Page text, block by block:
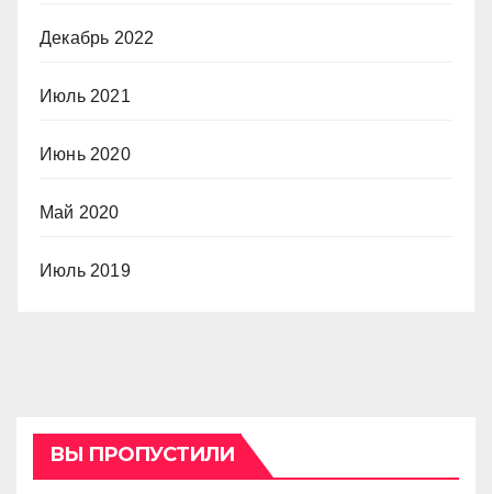
Декабрь 2022
Июль 2021
Июнь 2020
Май 2020
Июль 2019
ВЫ ПРОПУСТИЛИ